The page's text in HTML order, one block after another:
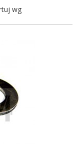
wg